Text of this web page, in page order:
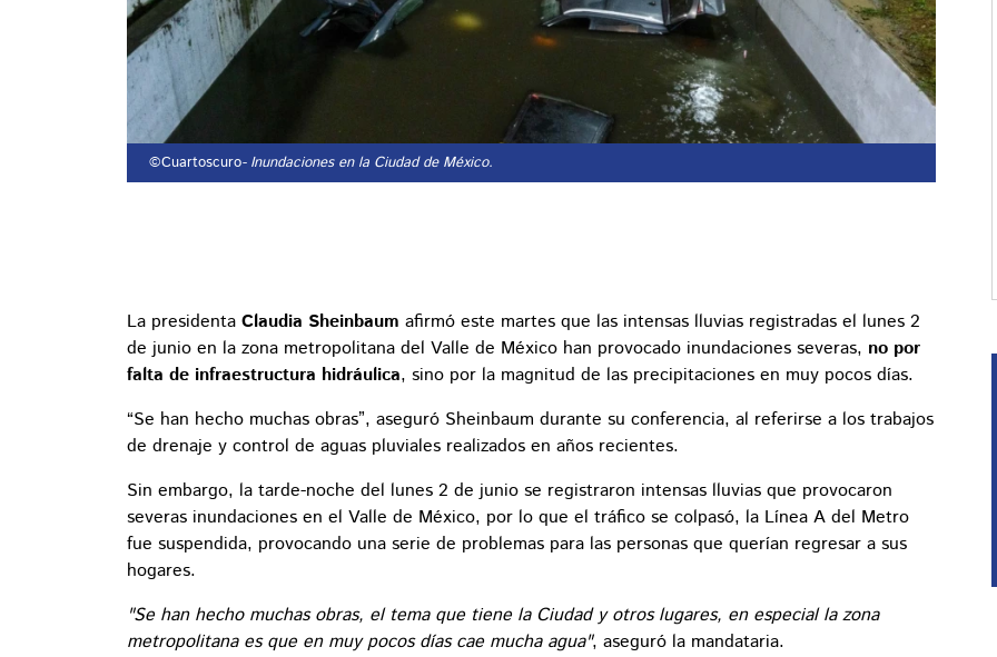
©Cuartoscuro- Inundaciones en la Ciudad de México.
La presidenta Claudia Sheinbaum afirmó este martes que las intensas lluvias registradas el lunes 2
de junio en la zona metropolitana del Valle de México han provocado inundaciones severas, no por
falta de infraestructura hidráulica, sino por la magnitud de las precipitaciones en muy pocos días.
“Se han hecho muchas obras”, aseguró Sheinbaum durante su conferencia, al referirse a los trabajos
de drenaje y control de aguas pluviales realizados en años recientes.
Sin embargo, la tarde-noche del lunes 2 de junio se registraron intensas lluvias que provocaron
severas inundaciones en el Valle de México, por lo que el tráfico se colpasó, la Línea A del Metro
fue suspendida, provocando una serie de problemas para las personas que querían regresar a sus
hogares.
"Se han hecho muchas obras, el tema que tiene la Ciudad y otros lugares, en especial la zona
metropolitana es que en muy pocos días cae mucha agua", aseguró la mandataria.